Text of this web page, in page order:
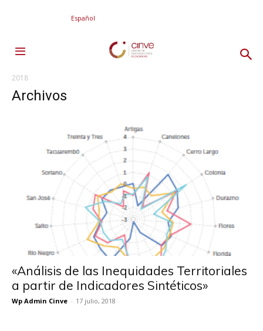
Español
2018
Archivos
«Análisis de las Inequidades Territoriales
a partir de Indicadores Sintéticos»
Wp Admin Cinve - 17 julio, 2018